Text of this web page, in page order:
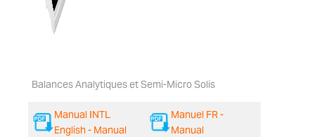
Balances Analytiques et Semi-Micro Solis
Manual INTL
English - Manual
Manuel FR -
Manual